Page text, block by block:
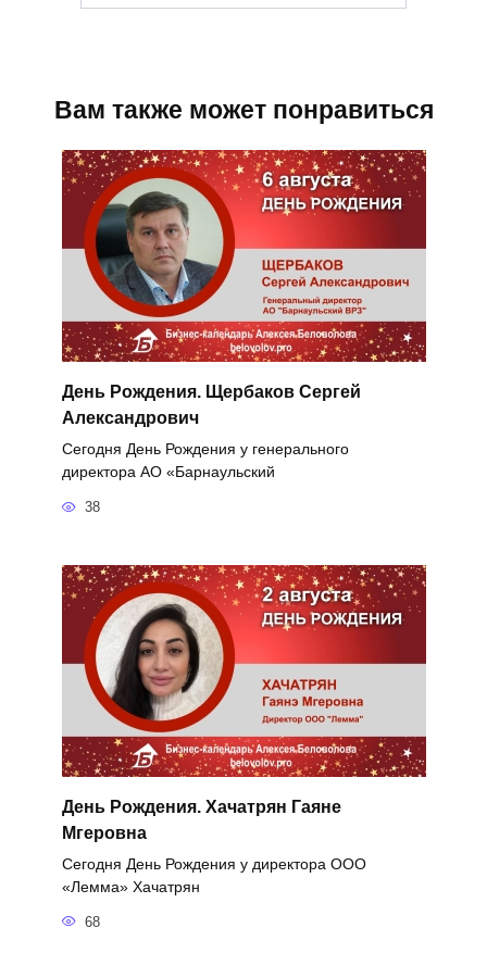
Вам также может понравиться
День Рождения. Щербаков Сергей
Александрович
Сегодня День Рождения у генерального
директора АО «Барнаульский
38
День Рождения. Хачатрян Гаяне
Мгеровна
Сегодня День Рождения у директора ООО
«Лемма» Хачатрян
68